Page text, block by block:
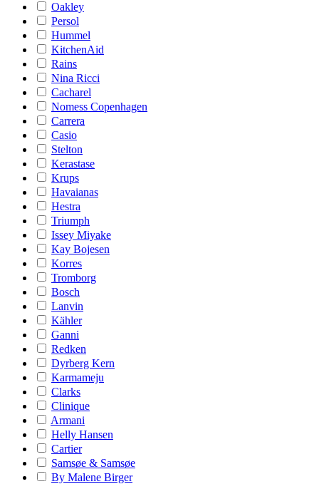
Oakley
Persol
Hummel
KitchenAid
Rains
Nina Ricci
Cacharel
Nomess Copenhagen
Carrera
Casio
Stelton
Kerastase
Krups
Havaianas
Hestra
Triumph
Issey Miyake
Kay Bojesen
Korres
Tromborg
Bosch
Lanvin
Kähler
Ganni
Redken
Dyrberg Kern
Karmameju
Clarks
Clinique
Armani
Helly Hansen
Cartier
Samsøe & Samsøe
By Malene Birger